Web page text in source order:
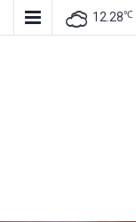
12.28℃